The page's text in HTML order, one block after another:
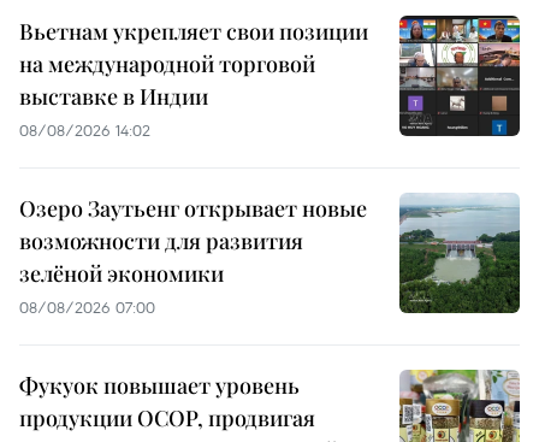
Вьетнам укрепляет свои позиции
на международной торговой
выставке в Индии
08/08/2026 14:02
Озеро Заутьенг открывает новые
возможности для развития
зелёной экономики
08/08/2026 07:00
Фукуок повышает уровень
продукции OCOP, продвигая